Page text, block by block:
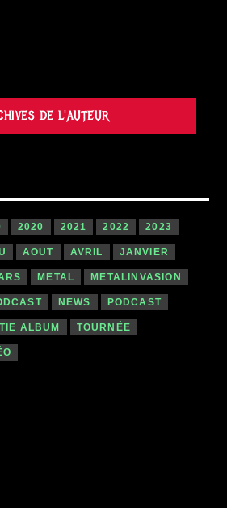
DE L'AUTEUR
2020 2021 2022 2023
AOUT AVRIL JANVIER
METAL METALINVASION
NEWS PODCAST
ALBUM TOURNÉE